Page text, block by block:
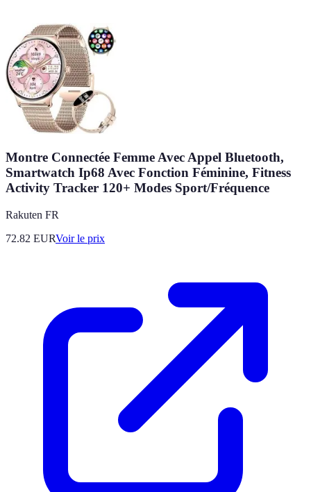
Montre Connectée Femme Avec Appel Bluetooth,
Smartwatch Ip68 Avec Fonction Féminine, Fitness
Activity Tracker 120+ Modes Sport/Fréquence
Rakuten FR
72.82 EURVoir le prix